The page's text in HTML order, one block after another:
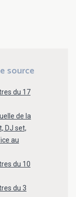
source
du 17
de la
DJ set,
au
du 10
du 3